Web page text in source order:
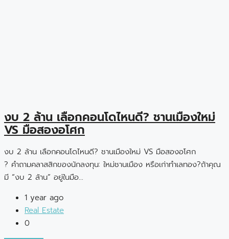
งบ 2 ล้าน เลือกคอนโดไหนดี? ชานเมืองใหม่
VS มือสองอโศก
งบ 2 ล้าน เลือกคอนโดไหนดี? ชานเมืองใหม่ VS มือสองอโศก
? คำถามคลาสสิกของนักลงทุน: ใหม่ชานเมือง หรือเก่าทำเลทอง?ถ้าคุณ
มี “งบ 2 ล้าน” อยู่ในมือ...
1 year ago
Real Estate
0